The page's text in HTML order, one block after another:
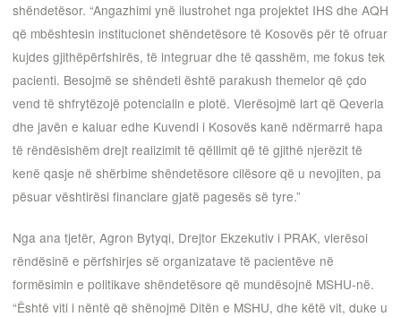
shëndetësor. “Angazhimi ynë ilustrohet nga projektet IHS dhe AQH
që mbështesin institucionet shëndetësore të Kosovës për të ofruar
kujdes gjithëpërfshirës, të integruar dhe të qasshëm, me fokus tek
pacienti. Besojmë se shëndeti është parakush themelor që çdo
vend të shfrytëzojë potencialin e plotë. Vlerësojmë lart që Qeveria
dhe javën e kaluar edhe Kuvendi i Kosovës kanë ndërmarrë hapa
të rëndësishëm drejt realizimit të qëllimit që të gjithë njerëzit të
kenë qasje në shërbime shëndetësore cilësore që u nevojiten, pa
pësuar vështirësi financiare gjatë pagesës së tyre.”
Nga ana tjetër, Agron Bytyqi, Drejtor Ekzekutiv i PRAK, vlerësoi
rëndësinë e përfshirjes së organizatave të pacientëve në
formësimin e politikave shëndetësore që mundësojnë MSHU-në.
“Është viti i nëntë që shënojmë Ditën e MSHU, dhe këtë vit, duke u